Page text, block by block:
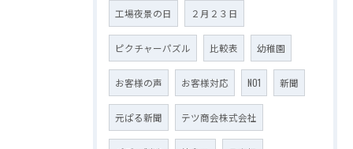
工場夜景の日 ２月２３日
ピクチャーパズル 比較表 幼稚園
お客様の声 お客様対応 NO1 新聞
元ぱる新聞 テツ商会株式会社